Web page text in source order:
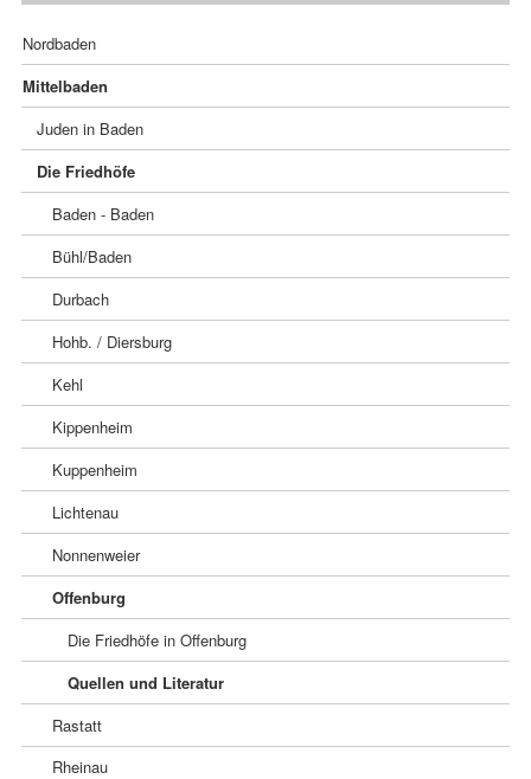
Navigation
überspringen
Nordbaden
Mittelbaden
Juden in Baden
Die Friedhöfe
Baden - Baden
Bühl/Baden
Durbach
Hohb. / Diersburg
Kehl
Kippenheim
Kuppenheim
Lichtenau
Nonnenweier
Offenburg
Die Friedhöfe in Offenburg
Quellen und Literatur
Rastatt
Rheinau